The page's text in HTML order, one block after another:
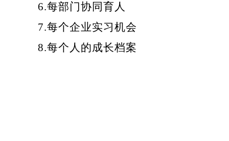
6.每部门协同育人
7.每个企业实习机会
8.每个人的成长档案